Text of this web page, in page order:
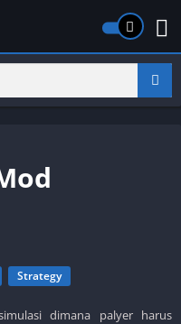
Strategy
dimana palyer harus